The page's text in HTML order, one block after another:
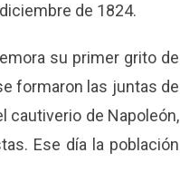
de 1824.
su primer grito de
formaron las juntas de
cautiverio de Napoleón,
Ese día la población